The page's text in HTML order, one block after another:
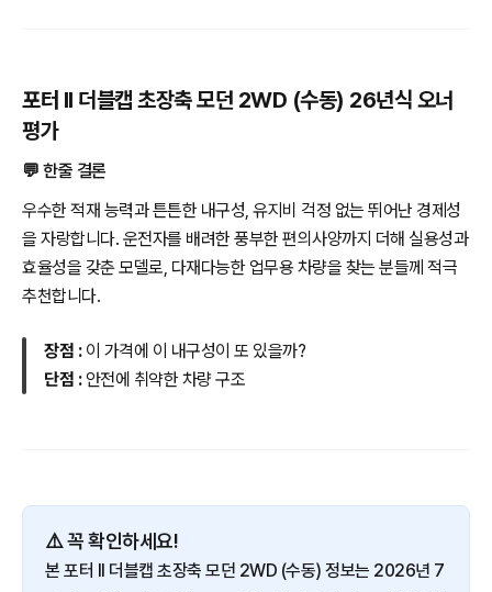
포터 II 더블캡 초장축 모던 2WD (수동) 26년식 오너
평가
💬 한줄 결론
우수한 적재 능력과 튼튼한 내구성, 유지비 걱정 없는 뛰어난 경제성
을 자랑합니다. 운전자를 배려한 풍부한 편의사양까지 더해 실용성과
효율성을 갖춘 모델로, 다재다능한 업무용 차량을 찾는 분들께 적극
추천합니다.
장점 : 이 가격에 이 내구성이 또 있을까?
단점 :안전에 취약한 차량 구조
⚠️ 꼭 확인하세요!
본 포터 II 더블캡 초장축 모던 2WD (수동) 정보는 2026년 7